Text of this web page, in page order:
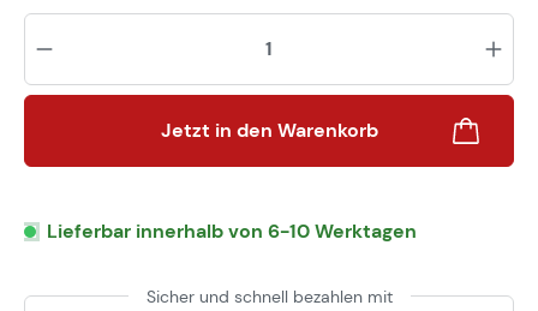
Jetzt in den Warenkorb
Lieferbar innerhalb von 6-10 Werktagen
Sicher und schnell bezahlen mit